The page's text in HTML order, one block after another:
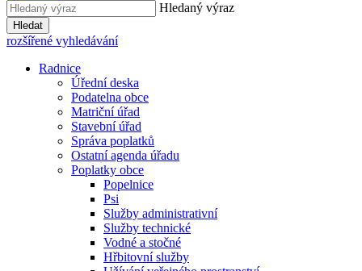
Hledaný výraz
Hledat
rozšířené vyhledávání
Radnice
Úřední deska
Podatelna obce
Matriční úřad
Stavební úřad
Správa poplatků
Ostatní agenda úřadu
Poplatky obce
Popelnice
Psi
Služby administrativní
Služby technické
Vodné a stočné
Hřbitovní služby